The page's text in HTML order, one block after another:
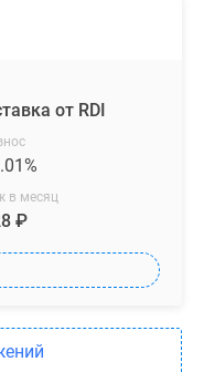
от RDI
в месяц
₽